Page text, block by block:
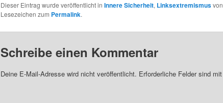
Dieser Eintrag wurde veröffentlicht in Innere Sicherheit, Linksextremismusvon
Lesezeichen zum Permalink.
Schreibe einen Kommentar
Deine E-Mail-Adresse wird nicht veröffentlicht. Erforderliche Felder sind mit